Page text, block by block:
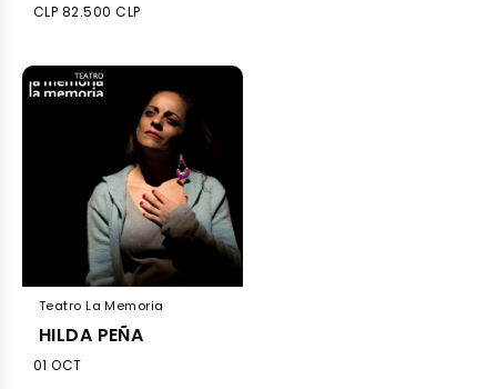
CLP 82.500 CLP
Teatro La Memoria
HILDA PEÑA
01 OCT